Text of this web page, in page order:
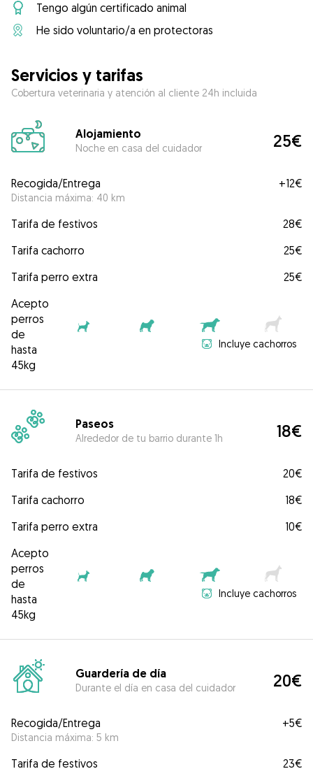
Tengo algún certificado animal
He sido voluntario/a en protectoras
Servicios y tarifas
Cobertura veterinaria y atención al cliente 24h incluida
Alojamiento
Noche en casa del cuidador 25€
Recogida/Entrega
Distancia máxima: 40 km
+12€
Tarifa de festivos
28€
Tarifa cachorro
25€
Tarifa perro extra
25€
Acepto
perros
de
hasta
45kg
Incluye cachorros
Paseos
Alrededor de tu barrio durante 1h 18€
Tarifa de festivos
20€
Tarifa cachorro
18€
Tarifa perro extra
10€
Acepto
perros
de
hasta
45kg
Incluye cachorros
Guardería de día
Durante el día en casa del cuidador 20€
Recogida/Entrega
Distancia máxima: 5 km
+5€
Tarifa de festivos 23€